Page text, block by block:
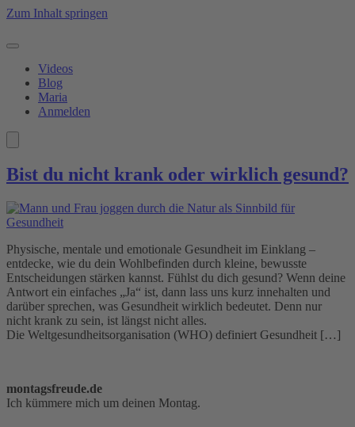
Zum Inhalt springen
Videos
Blog
Maria
Anmelden
Bist du nicht krank oder wirklich gesund?
Physische, mentale und emotionale Gesundheit im Einklang –
entdecke, wie du dein Wohlbefinden durch kleine, bewusste
Entscheidungen stärken kannst. Fühlst du dich gesund? Wenn deine
Antwort ein einfaches „Ja“ ist, dann lass uns kurz innehalten und
darüber sprechen, was Gesundheit wirklich bedeutet. Denn nur
nicht krank zu sein, ist längst nicht alles.
Die Weltgesundheitsorganisation (WHO) definiert Gesundheit […]
montagsfreude.de
Ich kümmere mich um deinen Montag.